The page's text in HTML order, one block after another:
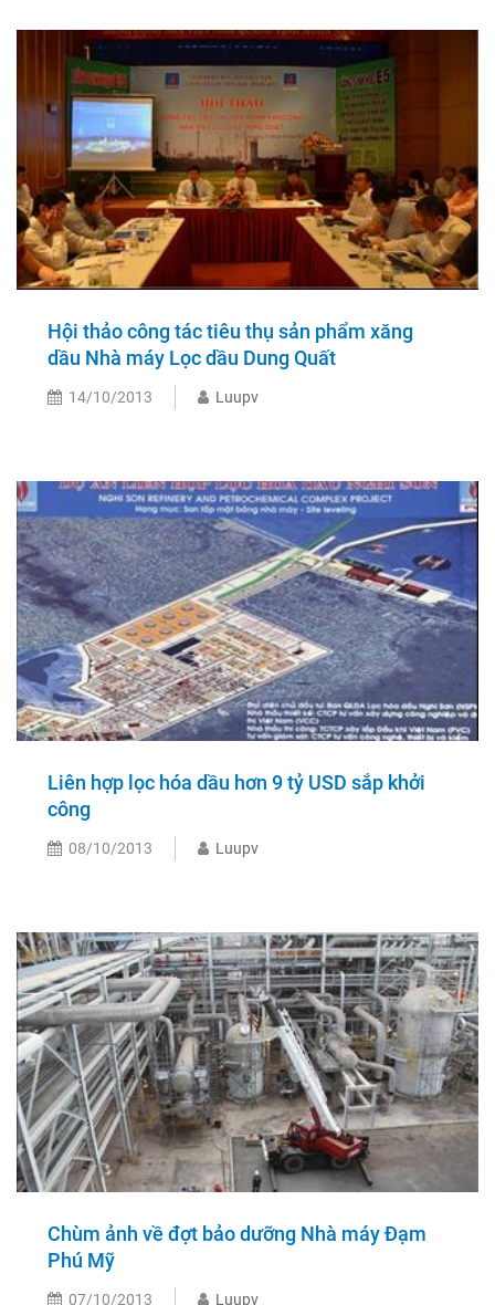
Hội thảo công tác tiêu thụ sản phẩm xăng
dầu Nhà máy Lọc dầu Dung Quất
14/10/2013 Luupv
Liên hợp lọc hóa dầu hơn 9 tỷ USD sắp khởi
công
08/10/2013 Luupv
Chùm ảnh về đợt bảo dưỡng Nhà máy Đạm
Phú Mỹ
07/10/2013 Luupv